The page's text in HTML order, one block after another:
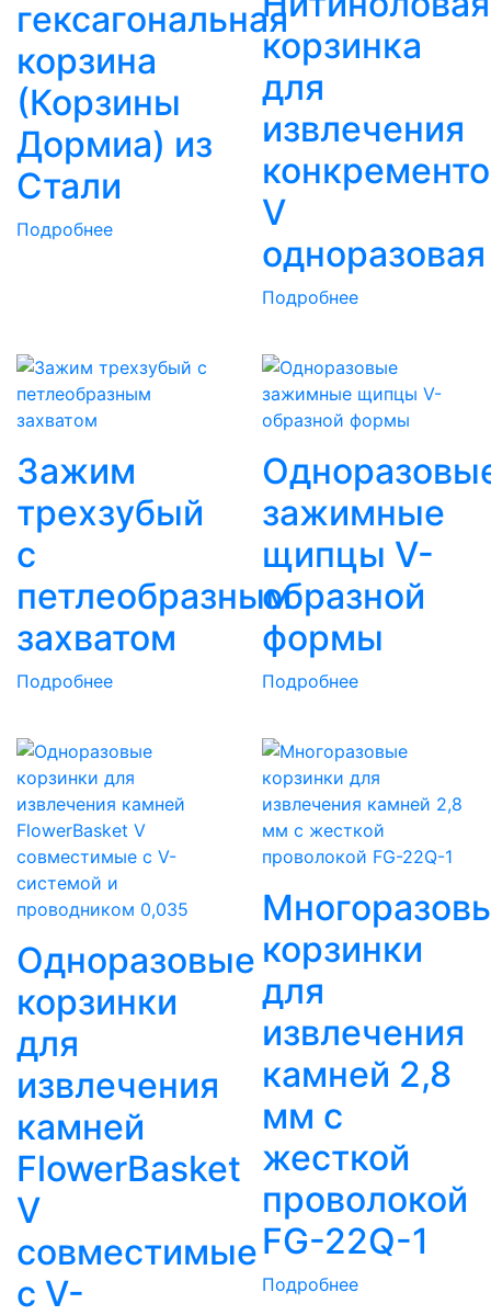
гексагональная
корзина
(Корзины
Дормиа) из
Стали
Подробнее
корзинка
для
извлечения
V
одноразовая
Подробнее
Зажим
трехзубый
с
петлеобразным
захватом
Подробнее
зажимные
щипцы V-
образной
формы
Подробнее
Одноразовые
корзинки
для
извлечения
камней
FlowerBasket
V
совместимые
с V-
корзинки
для
извлечения
камней 2,8
мм с
жесткой
проволокой
FG-22Q-1
Подробнее